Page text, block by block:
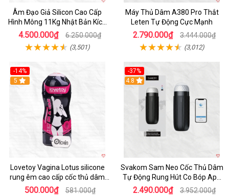
Âm Đạo Giả Silicon Cao Cấp
Hình Mông 11Kg Nhật Bản Kích
Thước Như Thật
4.500.000₫ 6.250.000₫
(3,501)
Máy Thủ Dâm A380 Pro Thắt
Leten Tự Động Cực Mạnh
2.790.000₫ 3.444.000₫
(3,012)
-14%
Hot
5
Lovetoy Vagina Lotus silicone
rung êm cao cấp cốc thủ dâm
nam
500.000₫ 581.000₫
-37%
4.8
Svakom Sam Neo Cốc Thủ Dâm
Tự Động Rung Hút Co Bóp App
Điều Khiển
2.490.000₫ 3.952.000₫